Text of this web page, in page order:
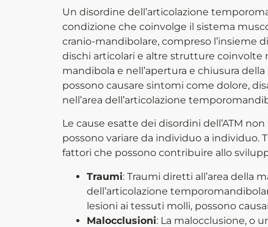
Un disordine dell’articolazione
condizione che coinvolge il sistema
cranio-mandibolare, compreso l’insieme
dischi articolari e altre strutture coinvolte
mandibola e nell’apertura e chiusura
possono causare sintomi come dolore,
nell’area dell’articolazione
Le cause esatte dei disordini dell’ATM
possono variare da individuo a individuo.
fattori che possono contribuire allo
Traumi: Traumi diretti all’area della
dell’articolazione
lesioni ai tessuti molli, possono
Malocclusioni: La malocclusione, o